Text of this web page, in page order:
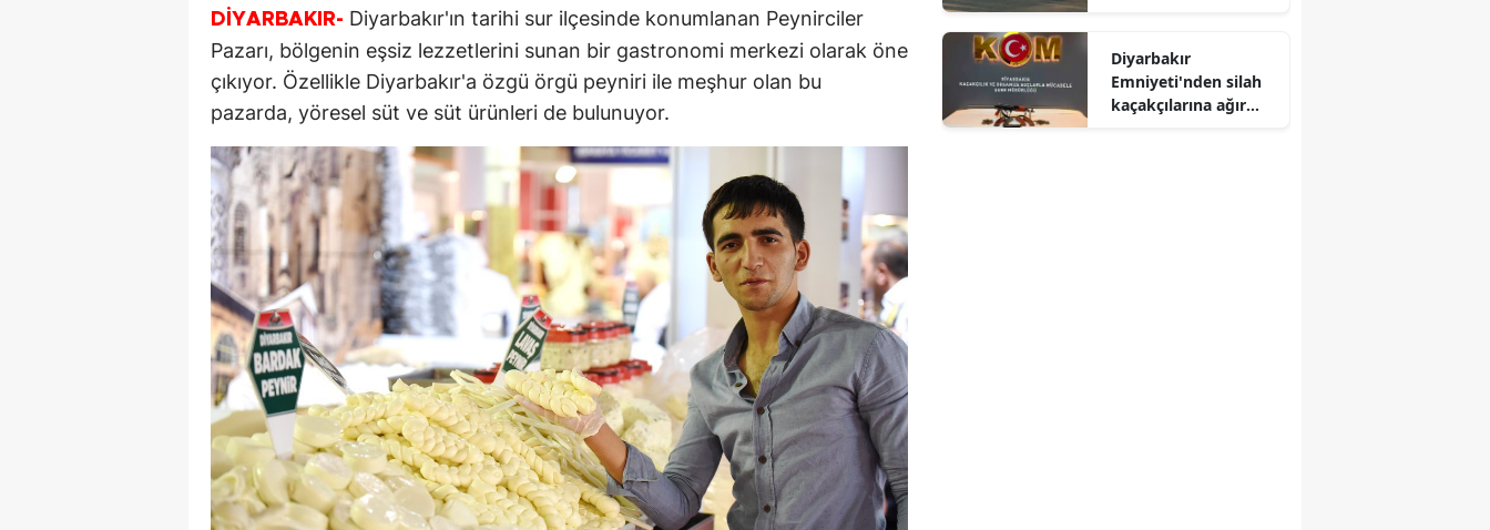
DİYARBAKIR- Diyarbakır'ın tarihi sur ilçesinde konumlanan Peynirciler
Pazarı, bölgenin eşsiz lezzetlerini sunan bir gastronomi merkezi olarak öne
çıkıyor. Özellikle Diyarbakır'a özgü örgü peyniri ile meşhur olan bu
pazarda, yöresel süt ve süt ürünleri de bulunuyor.
Diyarbakır
Emniyeti'nden silah
kaçakçılarına ağır